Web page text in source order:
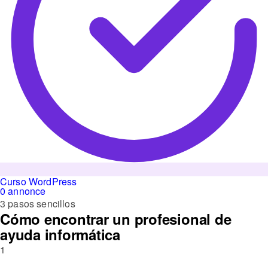
Curso WordPress
0 annonce
3 pasos sencillos
Cómo encontrar un profesional de
ayuda informática
1